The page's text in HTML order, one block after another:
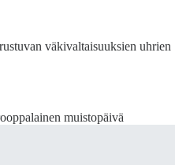
väkivaltaisuuksien uhrien
muistopäivä